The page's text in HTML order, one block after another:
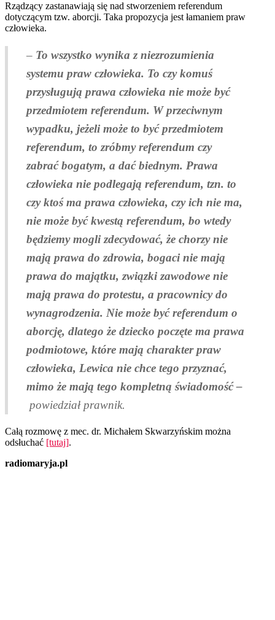
Rządzący zastanawiają się nad stworzeniem referendum
dotyczącym tzw. aborcji. Taka propozycja jest łamaniem praw
człowieka.
– To wszystko wynika z niezrozumienia
systemu praw człowieka. To czy komuś
przysługują prawa człowieka nie może być
przedmiotem referendum. W przeciwnym
wypadku, jeżeli może to być przedmiotem
referendum, to zróbmy referendum czy
zabrać bogatym, a dać biednym. Prawa
człowieka nie podlegają referendum, tzn. to
czy ktoś ma prawa człowieka, czy ich nie ma,
nie może być kwestą referendum, bo wtedy
będziemy mogli zdecydować, że chorzy nie
mają prawa do zdrowia, bogaci nie mają
prawa do majątku, związki zawodowe nie
mają prawa do protestu, a pracownicy do
wynagrodzenia. Nie może być referendum o
aborcję, dlatego że dziecko poczęte ma prawa
podmiotowe, które mają charakter praw
człowieka, Lewica nie chce tego przyznać,
mimo że mają tego kompletną świadomość –
powiedział prawnik.
Całą rozmowę z mec. dr. Michałem Skwarzyńskim można
odsłuchać [tutaj].
radiomaryja.pl